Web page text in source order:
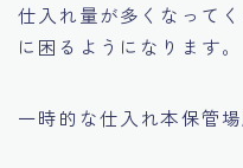
仕入れ量が多くなって
に困るようになります。
一時的な仕入れ本保管